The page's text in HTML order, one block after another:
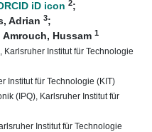
2;
Adrian 3;
Amrouch, Hussam 1
Karlsruher Institut für Technologie
Institut für Technologie (KIT)
(IPQ), Karlsruher Institut für
Institut für Technologie